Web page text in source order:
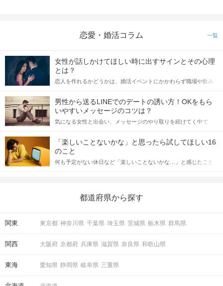
「もう一度お話したいです」と
相手から好印象の気持ちが伝わる♪
STEP4 マッチング投票
気軽にマッチング投票を♪
恋愛・婚活コラム 一覧
女性が話しかけてほしい時に出すサインとその心理
とは？
恋人を作れるかどうかは、婚活イベントにかかわらず職場や飲み
てアプローチできるかにも左右されます。 これから恋人作りを本
格的に始めようとしている方は、女性が異性を求めて出すサイン
をしっかりと理解し、正しい行動に移せるかどうかが重要。 この
記事では、女性が話しかけて欲しい時に出すサインとその心理を
合にどのような行動に繋げるべきかをご紹介していきます。
男性から送るLINEでのデートの誘い方！OKをもら
いやすいメッセージのコツは？
気になる女性と出会い、メッセージのやり取りを続けてく中で
しかし、中には「どう誘ったらいいの？」とお困りの男性もいら
っしゃるのではないでしょうか。 そこで今回は、男性から女性へ
送るLINEでのデートの誘い方のコツをご紹介します。例文も混じ
えながら解説するので、ぜひ参考にしてください。
「楽しいことないかな」と思ったら試してほしい16
のこと
何も予定がない休日など「楽しいことないかな…」と感じたこと
の楽しいことアイデアを集めました♪ いままさに楽しいことを探し
都道府県から探す
関東 東京都 神奈川県 千葉県 埼玉県 茨城県 栃木県 群馬県
関西 大阪府 京都府 兵庫県 滋賀県 奈良県 和歌山県
東海 愛知県 静岡県 岐阜県 三重県